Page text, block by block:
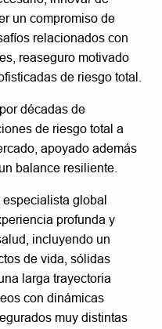
un compromiso de
relacionados con
reaseguro motivado
de riesgo total.
décadas de
de riesgo total a
apoyado además
balance resiliente.
global
profunda y
incluyendo un
de vida, sólidas
larga trayectoria
con dinámicas
muy distintas